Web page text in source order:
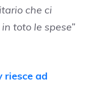
che ci
toto le spese”
riesce ad